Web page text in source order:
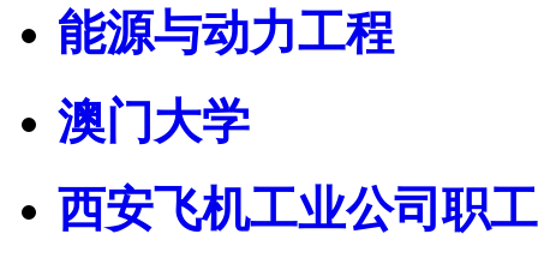
能源与动力工程
澳门大学
西安飞机工业公司职